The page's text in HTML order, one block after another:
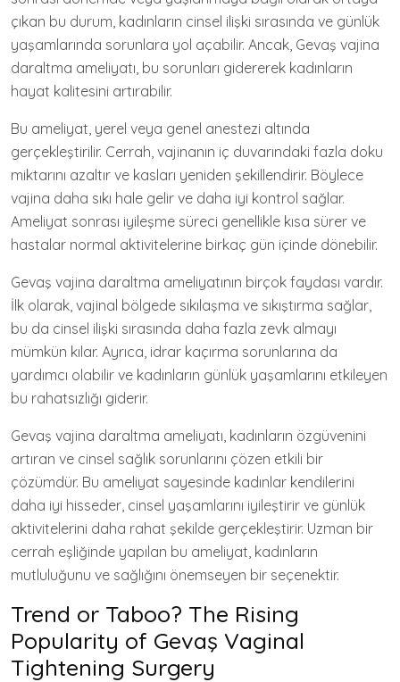
çıkan bu durum, kadınların cinsel ilişki sırasında ve günlük
yaşamlarında sorunlara yol açabilir. Ancak, Gevaş vajina
daraltma ameliyatı, bu sorunları gidererek kadınların
hayat kalitesini artırabilir.
Bu ameliyat, yerel veya genel anestezi altında
gerçekleştirilir. Cerrah, vajinanın iç duvarındaki fazla doku
miktarını azaltır ve kasları yeniden şekillendirir. Böylece
vajina daha sıkı hale gelir ve daha iyi kontrol sağlar.
Ameliyat sonrası iyileşme süreci genellikle kısa sürer ve
hastalar normal aktivitelerine birkaç gün içinde dönebilir.
Gevaş vajina daraltma ameliyatının birçok faydası vardır.
İlk olarak, vajinal bölgede sıkılaşma ve sıkıştırma sağlar,
bu da cinsel ilişki sırasında daha fazla zevk almayı
mümkün kılar. Ayrıca, idrar kaçırma sorunlarına da
yardımcı olabilir ve kadınların günlük yaşamlarını etkileyen
bu rahatsızlığı giderir.
Gevaş vajina daraltma ameliyatı, kadınların özgüvenini
artıran ve cinsel sağlık sorunlarını çözen etkili bir
çözümdür. Bu ameliyat sayesinde kadınlar kendilerini
daha iyi hisseder, cinsel yaşamlarını iyileştirir ve günlük
aktivitelerini daha rahat şekilde gerçekleştirir. Uzman bir
cerrah eşliğinde yapılan bu ameliyat, kadınların
mutluluğunu ve sağlığını önemseyen bir seçenektir.
Trend or Taboo? The Rising
Popularity of Gevaş Vaginal
Tightening Surgery